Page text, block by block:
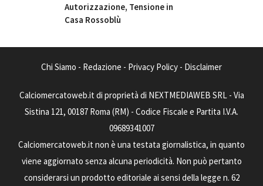
Autorizzazione, Tensione in
Casa Rossoblù
Chi Siamo - Redazione - Privacy Policy - Disclaimer
Calciomercatoweb.it di proprietà di NEXTMEDIAWEB SRL - Via
Sistina 121, 00187 Roma (RM) - Codice Fiscale e Partita I.V.A.
09689341007
Calciomercatoweb.it non è una testata giornalistica, in quanto
viene aggiornato senza alcuna periodicità. Non può pertanto
considerarsi un prodotto editoriale ai sensi della legge n. 62